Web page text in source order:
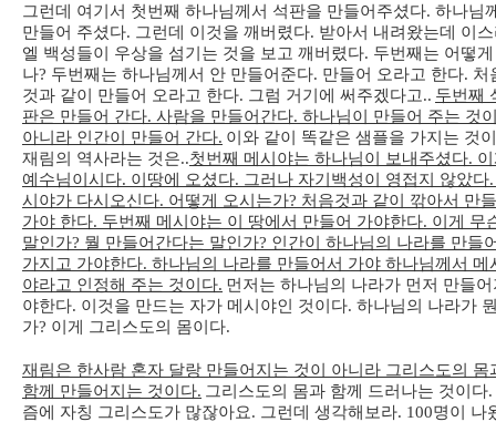
그런데 여기서 첫번째 하나님께서 석판을 만들어주셨다. 하나님
만들어 주셨다. 그런데 이것을 깨버렸다. 받아서 내려왔는데 이
엘 백성들이 우상을 섬기는 것을 보고 깨버렸다. 두번째는 어떻
나? 두번째는 하나님께서 안 만들어준다. 만들어 오라고 한다. 처
것과 같이 만들어 오라고 한다. 그럼 거기에 써주겠다고.. 두번째
판은 만들어 간다. 사람을 만들어간다. 하나님이 만들어 주는 것
아니라 인간이 만들어 간다. 이와 같이 똑같은 샘플을 가지는 것
재림의 역사라는 것은..첫번째 메시야는 하나님이 보내주셨다.
예수님이시다. 이땅에 오셨다. 그러나 자기백성이 영접지 않았다
시야가 다시오신다. 어떻게 오시는가? 처음것과 같이 깎아서 만
가야 한다. 두번째 메시야는 이 땅에서 만들어 가야한다. 이게 무
말인가? 뭘 만들어간다는 말인가? 인간이 하나님의 나라를 만들
가지고 가야한다. 하나님의 나라를 만들어서 가야 하나님께서 메
야라고 인정해 주는 것이다. 먼저는 하나님의 나라가 먼저 만들어
야한다. 이것을 만드는 자가 메시야인 것이다. 하나님의 나라가
가? 이게 그리스도의 몸이다.
재림은 한사람 혼자 달랑 만들어지는 것이 아니라 그리스도의 몸
함께 만들어지는 것이다. 그리스도의 몸과 함께 드러나는 것이다.
즘에 자칭 그리스도가 많잖아요. 그런데 생각해보라. 100명이 나